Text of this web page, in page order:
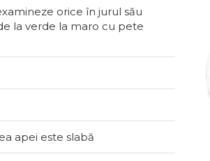
orice în jurul său
la verde la maro cu pete
apei este slabă